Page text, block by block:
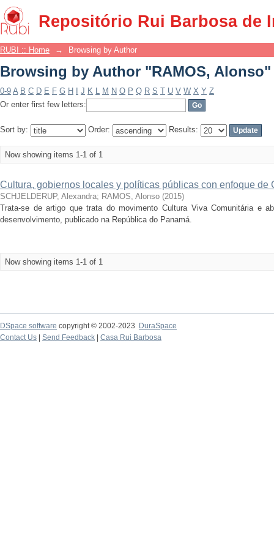
Repositório Rui Barbosa de
Browsing by Author "RAMOS, Alonso"
RUBI :: Home → Browsing by Author
Browsing by Author "RAMOS, Alonso"
0-9 A B C D E F G H J K L M N O P Q R S T U V W X Y Z
Or enter first few letters:
Sort by: Order: Results:
Now showing items 1-1 of 1
Cultura, gobiernos locales y políticas públicas con enfoque de
SCHJELDERUP, Alexandra; RAMOS, Alonso (2015)
Trata-se de artigo que trata do movimento Cultura Viva Comunitária e
desenvolvimento, publicado na República do Panamá.
Now showing items 1-1 of 1
DSpace software copyright © 2002-2023
DuraSpace
Contact Us
Send Feedback Casa Rui Barbosa